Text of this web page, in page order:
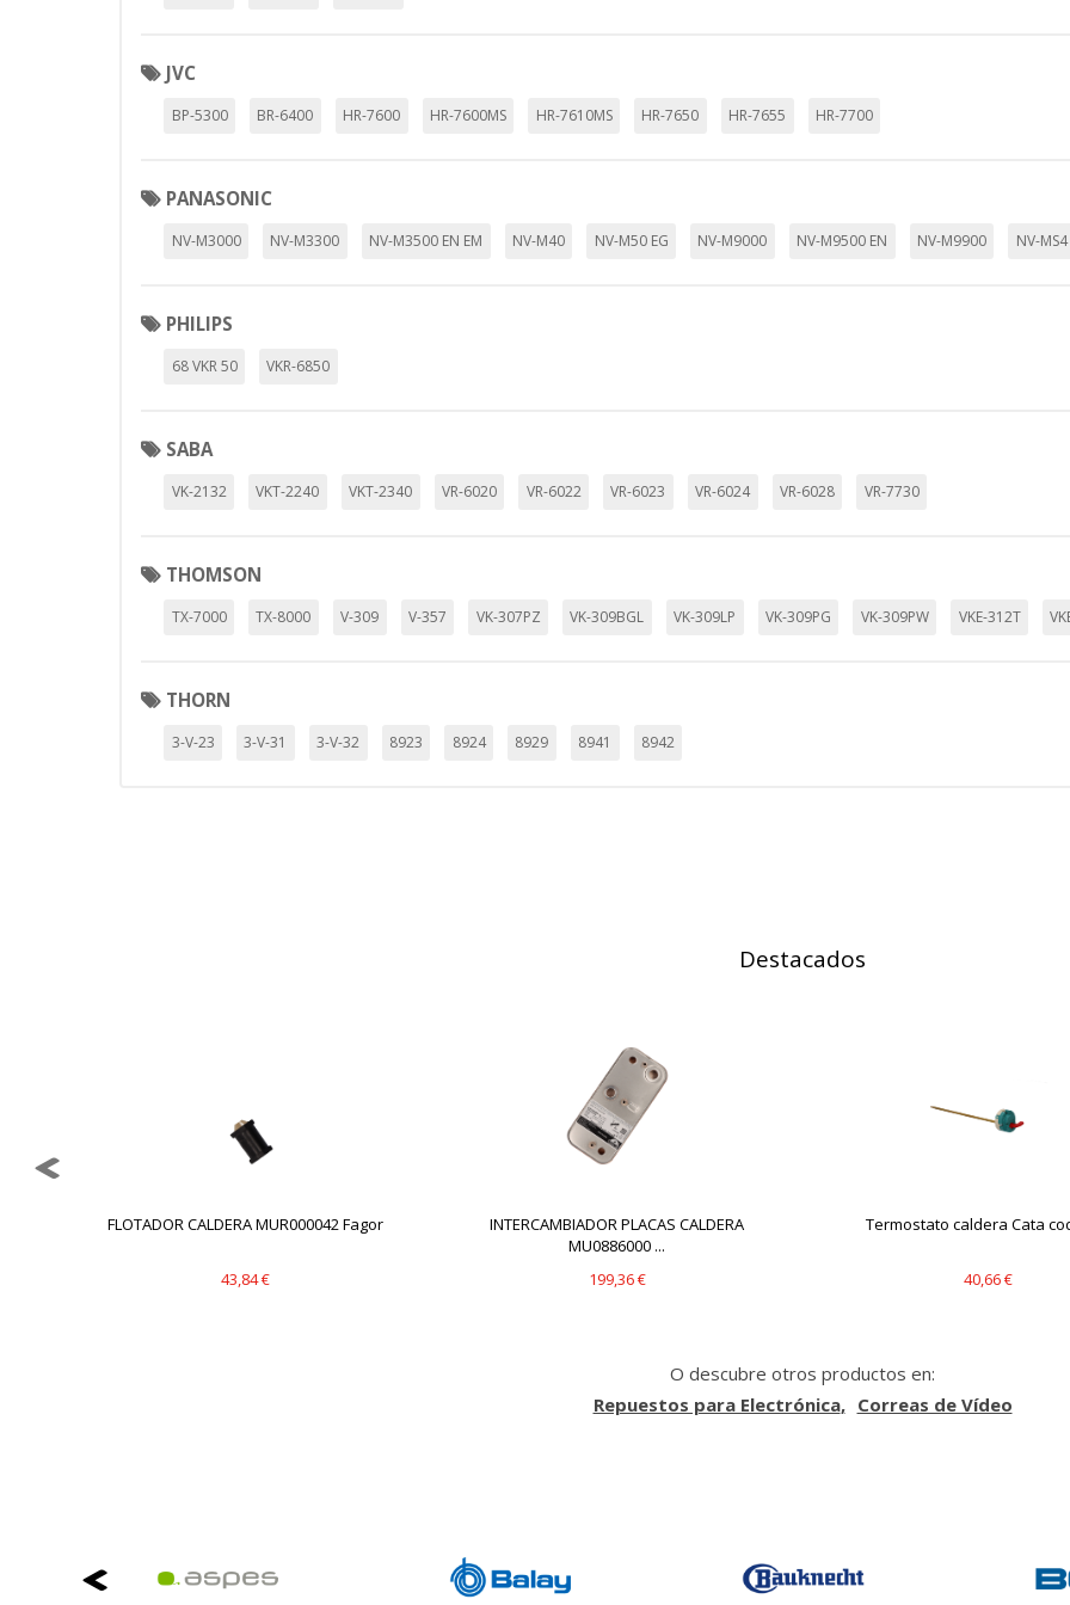
JVC
BP-5300 BR-6400 HR-7600 HR-7600MS HR-7610MS HR-7650 HR-7655 HR-7700
PANASONIC
NV-M3000 NV-M3300 NV-M3500 EN EM NV-M40 NV-M50 EG NV-M9000 NV-M9500 EN NV-M9900 NV-MS4
PHILIPS
68 VKR 50 VKR-6850
SABA
VK-2132 VKT-2240 VKT-2340 VR-6020 VR-6022 VR-6023 VR-6024 VR-6028 VR-7730
THOMSON
TX-7000 TX-8000 V-309 V-357 VK-307PZ VK-309BGL VK-309LP VK-309PG VK-309PW VKE-312T
THORN
3-V-23 3-V-31 3-V-32 8923 8924 8929 8941 8942
Destacados
FLOTADOR CALDERA MUR000042 Fagor
43,84 €
INTERCAMBIADOR PLACAS CALDERA
MU0886000 ...
199,36 €
Termostato caldera Cata
40,66 €
O descubre otros productos en:
Repuestos para Electrónica
Correas de Vídeo
_evAd, _evCoupon, _evSubscription, _evPromt